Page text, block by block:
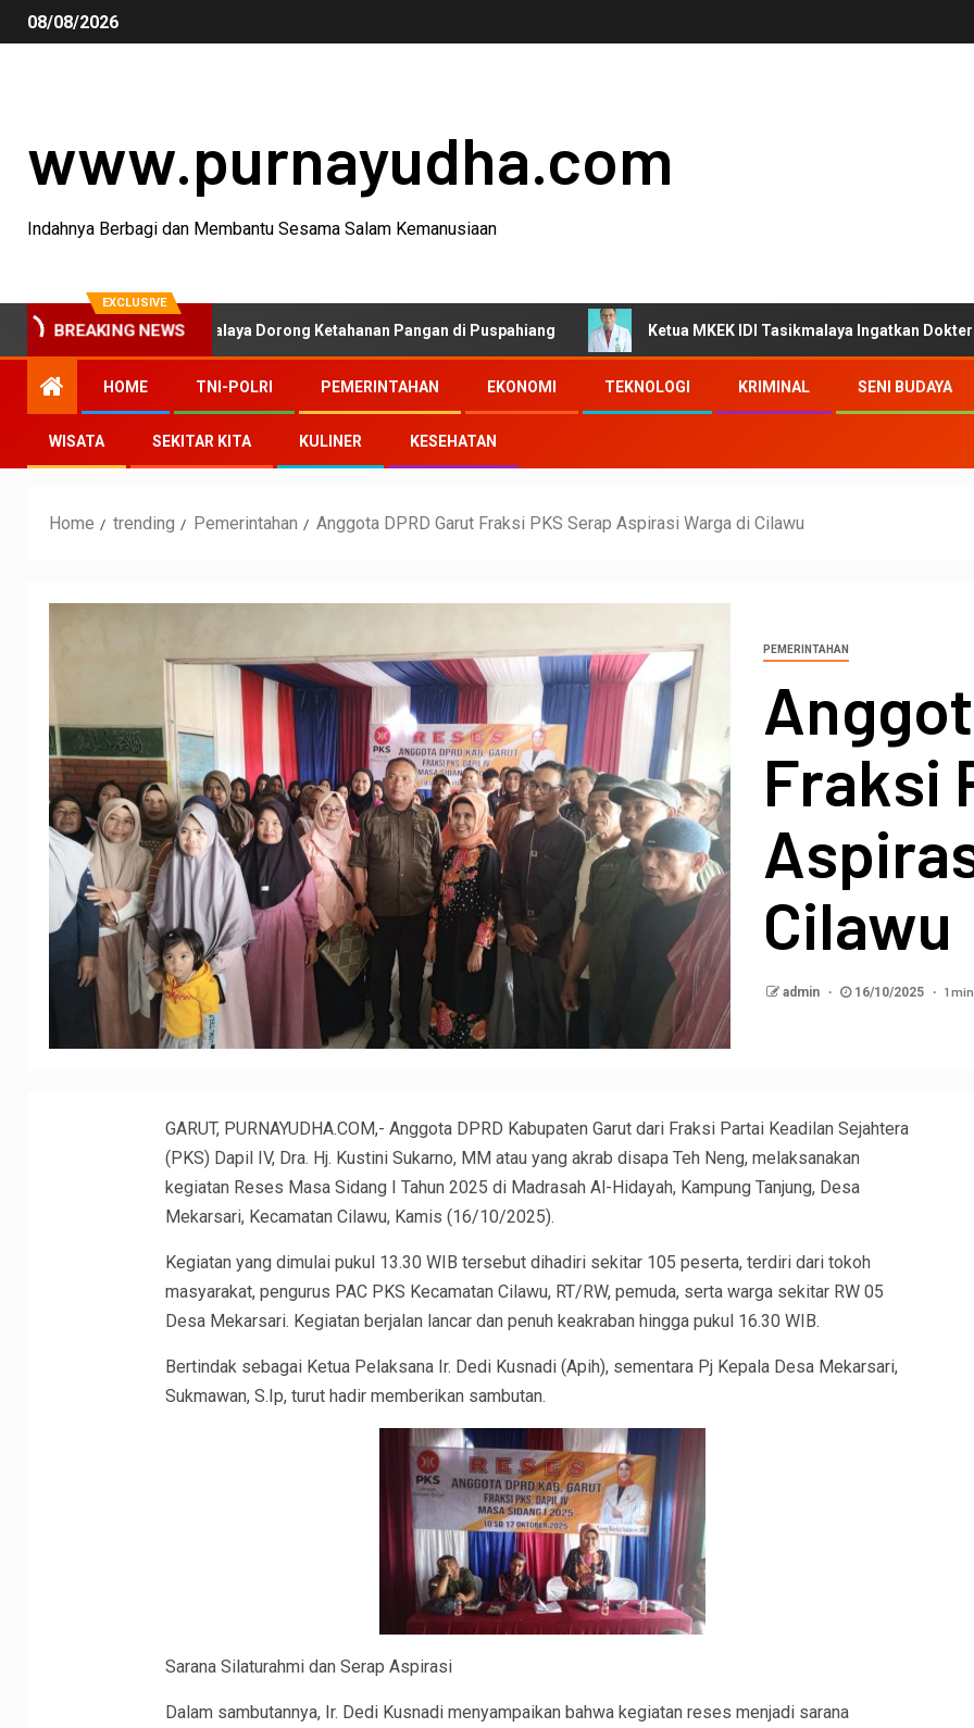
08/08/2026
www.purnayudha.com
Indahnya Berbagi dan Membantu Sesama Salam Kemanusiaan
EXCLUSIVE
BREAKING NEWS
Polres Tasikmalaya Dorong Ketahanan Pangan di Puspahiang Ketua MKEK IDI Tasikmalaya Ingatkan Dokter Jaga
HOME TNI-POLRI PEMERINTAHAN EKONOMI TEKNOLOGI KRIMINAL SENI BUDAYA
WISATA SEKITAR KITA KULINER KESEHATAN
Home trending Pemerintahan Anggota DPRD Garut Fraksi PKS Serap Aspirasi Warga di Cilawu
PEMERINTAHAN
Fraksi
Cilawu
admin 16/10/2025 1
GARUT, PURNAYUDHA.COM,- Anggota DPRD Kabupaten Garut dari Fraksi Partai Keadilan Sejahtera
(PKS) Dapil IV, Dra. Hj. Kustini Sukarno, MM atau yang akrab disapa Teh Neng, melaksanakan
kegiatan Reses Masa Sidang I Tahun 2025 di Madrasah Al-Hidayah, Kampung Tanjung, Desa
Mekarsari, Kecamatan Cilawu, Kamis (16/10/2025).
Kegiatan yang dimulai pukul 13.30 WIB tersebut dihadiri sekitar 105 peserta, terdiri dari tokoh
masyarakat, pengurus PAC PKS Kecamatan Cilawu, RT/RW, pemuda, serta warga sekitar RW 05
Desa Mekarsari. Kegiatan berjalan lancar dan penuh keakraban hingga pukul 16.30 WIB.
Bertindak sebagai Ketua Pelaksana Ir. Dedi Kusnadi (Apih), sementara Pj Kepala Desa Mekarsari,
Sukmawan, S.Ip, turut hadir memberikan sambutan.
Sarana Silaturahmi dan Serap Aspirasi
Dalam sambutannya, Ir. Dedi Kusnadi menyampaikan bahwa kegiatan reses menjadi sarana